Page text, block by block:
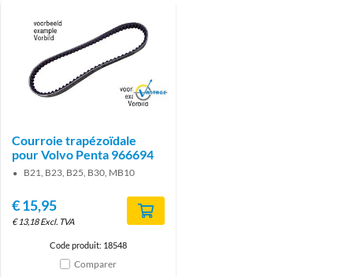
Brand
Courroie trapézoïdale
pour Volvo Penta 966694
B21, B23, B25, B30, MB10
€15,95
€13,18 Excl. TVA
Code produit: 18548
Comparer